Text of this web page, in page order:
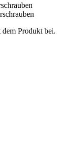
Produkt bei.